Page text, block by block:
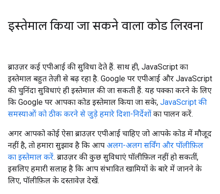
इस्तेमाल किया जा सकने वाला कोड लिखना
ब्राउज़र कई एपीआई की सुविधा देते हैं. साथ ही, JavaScript का
इस्तेमाल बहुत तेज़ी से बढ़ रहा है. Google पर एपीआई और JavaScript
की चुनिंदा सुविधाएं ही इस्तेमाल की जा सकती हैं. यह पक्का करने के लिए
कि Google पर आपका कोड इस्तेमाल किया जा सके, JavaScript की
समस्याओं को ठीक करने से जुड़े हमारे दिशा-निर्देशों का पालन करें.
अगर आपको कोई ऐसा ब्राउज़र एपीआई चाहिए जो आपके कोड में मौजूद
नहीं है, तो हमारा सुझाव है कि आप अलग-अलग सर्विंग और पॉलीफ़िल
का इस्तेमाल करें. ब्राउज़र की कुछ सुविधाएं पॉलीफ़िल नहीं हो सकतीं,
इसलिए हमारी सलाह है कि आप संभावित खामियों के बारे में जानने के
लिए, पॉलीफ़िल के दस्तावेज़ देखें.